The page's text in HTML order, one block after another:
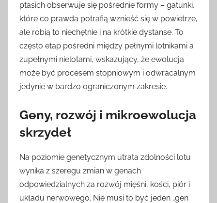
ptasich obserwuje się pośrednie formy – gatunki,
które co prawda potrafią wznieść się w powietrze,
ale robią to niechętnie i na krótkie dystanse. To
często etap pośredni między pełnymi lotnikami a
zupełnymi nielotami, wskazujący, że ewolucja
może być procesem stopniowym i odwracalnym
jedynie w bardzo ograniczonym zakresie.
Geny, rozwój i mikroewolucja
skrzydeł
Na poziomie genetycznym utrata zdolności lotu
wynika z szeregu zmian w genach
odpowiedzialnych za rozwój mięśni, kości, piór i
układu nerwowego. Nie musi to być jeden „gen